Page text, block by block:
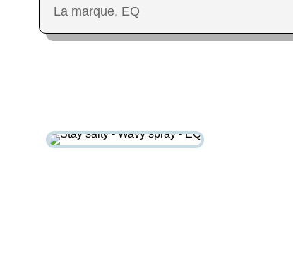
La marque, EQ